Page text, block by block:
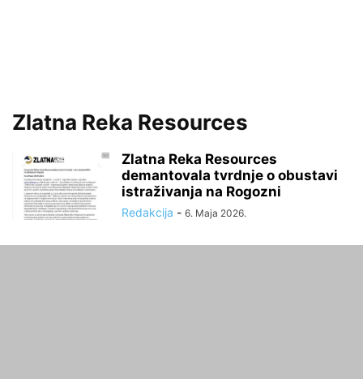
Zlatna Reka Resources
Zlatna Reka Resources
demantovala tvrdnje o obustavi
istraživanja na Rogozni
Redakcija - 6. Maja 2026.